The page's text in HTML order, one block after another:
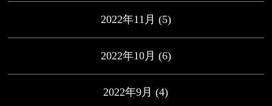
2022年11月 (5)
2022年10月 (6)
2022年9月 (4)